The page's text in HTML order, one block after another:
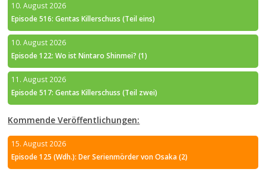
10. August 2026
Episode 516: Gentas Killerschuss (Teil eins)
10. August 2026
Episode 122: Wo ist Nintaro Shinmei? (1)
11. August 2026
Episode 517: Gentas Killerschuss (Teil zwei)
Kommende Veröffentlichungen:
15. August 2026
Episode 125 (Wdh.): Der Serienmörder von Osaka (2)